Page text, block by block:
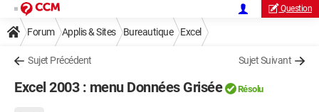
Question
Forum Applis & Sites Bureautique Excel
Sujet Précédent Sujet Suivant
Excel 2003 : menu Données Grisée Résolu